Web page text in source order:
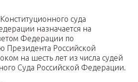
суда
назначается на
Федерации по
Президента Российской
на шесть лет из числа судей
Суда Российской Федерации.